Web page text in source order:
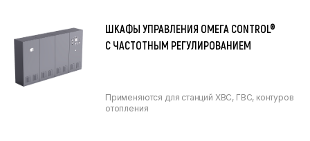
ШКАФЫ УПРАВЛЕНИЯ ОМЕГА CONTROL®
С ЧАСТОТНЫМ РЕГУЛИРОВАНИЕМ
Применяются для станций ХВС, ГВС, контуров
отопления